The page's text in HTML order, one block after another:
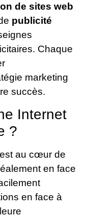
de sites web
publicité
Chaque
marketing
succès.
Internet
?
au cœur de
en face
en face à